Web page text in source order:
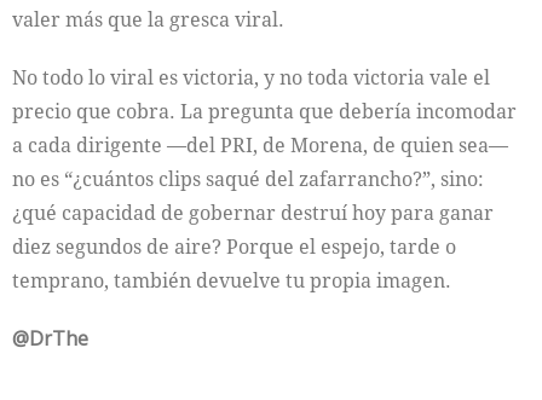
valer más que la gresca viral.
No todo lo viral es victoria, y no toda victoria vale el
precio que cobra. La pregunta que debería incomodar
a cada dirigente —del PRI, de Morena, de quien sea—
no es “¿cuántos clips saqué del zafarrancho?”, sino:
¿qué capacidad de gobernar destruí hoy para ganar
diez segundos de aire? Porque el espejo, tarde o
temprano, también devuelve tu propia imagen.
@DrThe